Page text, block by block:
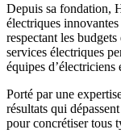
Depuis sa fondation,
électriques
respectant les
services électriques
équipes d’électriciens
Porté par une
résultats qui
pour concrétiser tous